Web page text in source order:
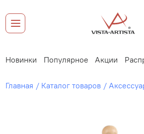
Новинки Популярное Акции
Главная Каталог товаров